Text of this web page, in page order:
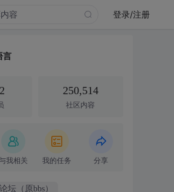
登录/注册
言
250,514
社区内容
我相关 我的任务 分享
坛（原bbs）